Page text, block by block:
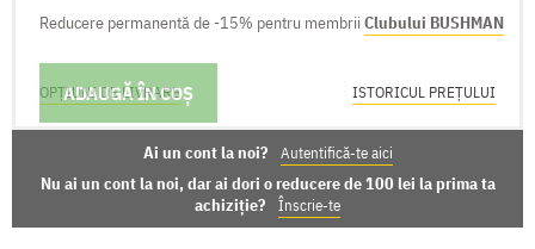
Reducere permanentă de -15% pentru membrii Clubului BUSHMAN
ADAUGĂ ÎN COȘ
OPȚIUNI DE LIVRARE ISTORICUL PREȚULUI
Ai un cont la noi? Autentifică-te aici
Nu ai un cont la noi, dar ai dori o reducere de 100 lei la prima ta
achiziție?
Înscrie-te